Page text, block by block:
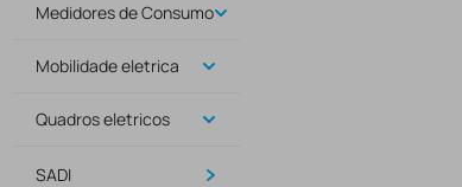
Medidores de Consumo
Mobilidade eletrica
Quadros eletricos
SADI